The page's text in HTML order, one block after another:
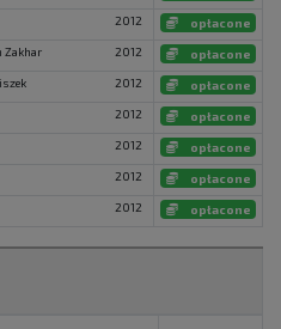
2012
opłacone
Zakhar 2012
opłacone
2012
opłacone
2012
opłacone
2012
opłacone
2012
opłacone
2012 opłacone